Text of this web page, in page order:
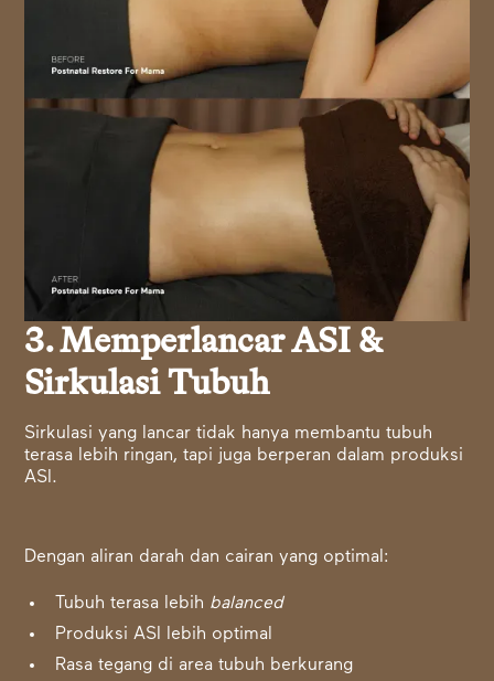
3. Memperlancar ASI &
Sirkulasi Tubuh
Sirkulasi yang lancar tidak hanya membantu tubuh
terasa lebih ringan, tapi juga berperan dalam produksi
ASI.
Dengan aliran darah dan cairan yang optimal:
Tubuh terasa lebih balanced
Produksi ASI lebih optimal
Rasa tegang di area tubuh berkurang